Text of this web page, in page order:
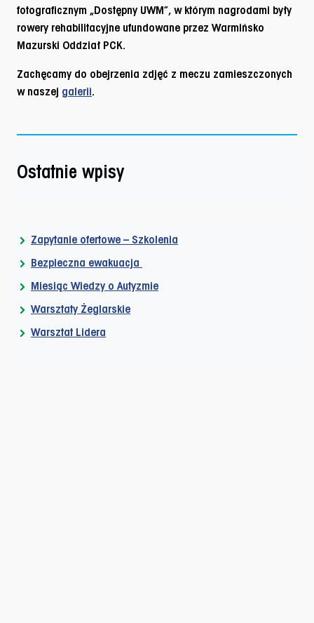
fotograficznym „Dostępny UWM”, w którym nagrodami były
rowery rehabilitacyjne ufundowane przez Warmińsko
Mazurski Oddział PCK.
Zachęcamy do obejrzenia zdjęć z meczu zamieszczonych
w naszej galerii.
Ostatnie wpisy
Zapytanie ofertowe – Szkolenia
Bezpieczna ewakuacja
Miesiąc Wiedzy o Autyzmie
Warsztaty Żeglarskie
Warsztat Lidera